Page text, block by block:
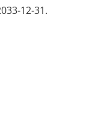
12-31.